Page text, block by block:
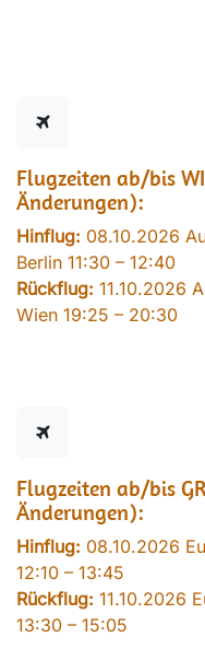
Flugzeiten ab/bis
Änderungen):
Hinflug: 08.10.2026
Berlin 11:30 – 12:40
Rückflug: 11.10.2026
Wien 19:25 – 20:30
Flugzeiten ab/bis
Änderungen):
Hinflug: 08.10.2026
12:10 – 13:45
Rückflug: 11.10.2026
13:30 – 15:05